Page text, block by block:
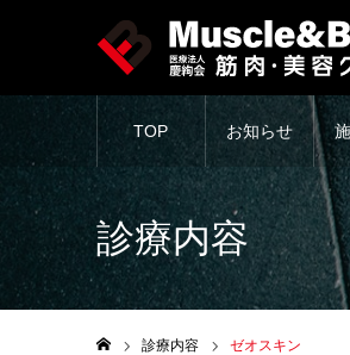
TOP お知らせ
診療内容
診療内容 ゼオスキン